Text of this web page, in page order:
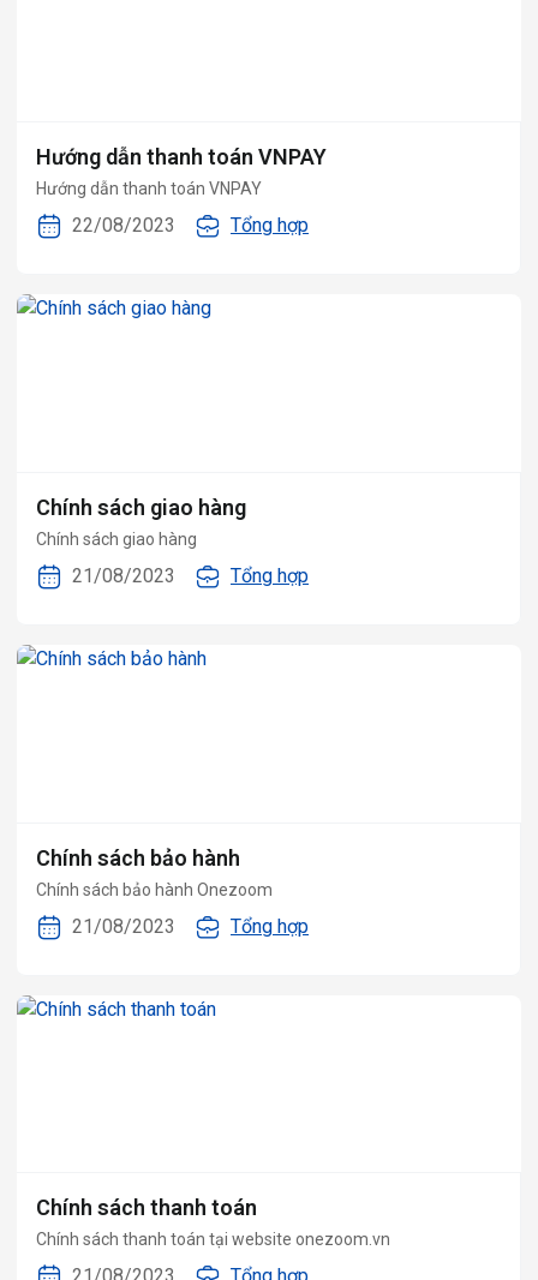
Hướng dẫn thanh toán VNPAY
Hướng dẫn thanh toán VNPAY
22/08/2023 Tổng hợp
Chính sách giao hàng
Chính sách giao hàng
21/08/2023 Tổng hợp
Chính sách bảo hành
Chính sách bảo hành Onezoom
21/08/2023 Tổng hợp
Chính sách thanh toán
Chính sách thanh toán tại website onezoom.vn